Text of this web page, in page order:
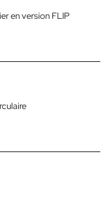
en version FLIP